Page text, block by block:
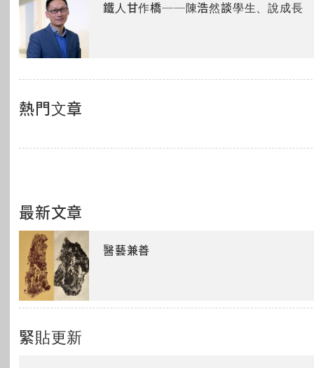
鐵人甘作橋──陳浩然談學生、說成長
熱門文章
最新文章
醫藝兼善
緊貼更新